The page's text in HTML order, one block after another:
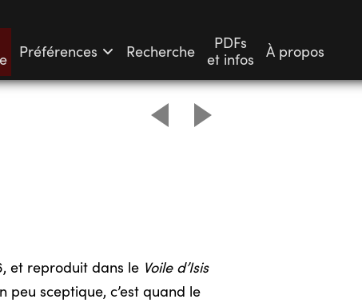
Préférences Recherche
PDFs
et infos
À propos
et reproduit dans le Voile d’Isis
peu sceptique, c’est quand le